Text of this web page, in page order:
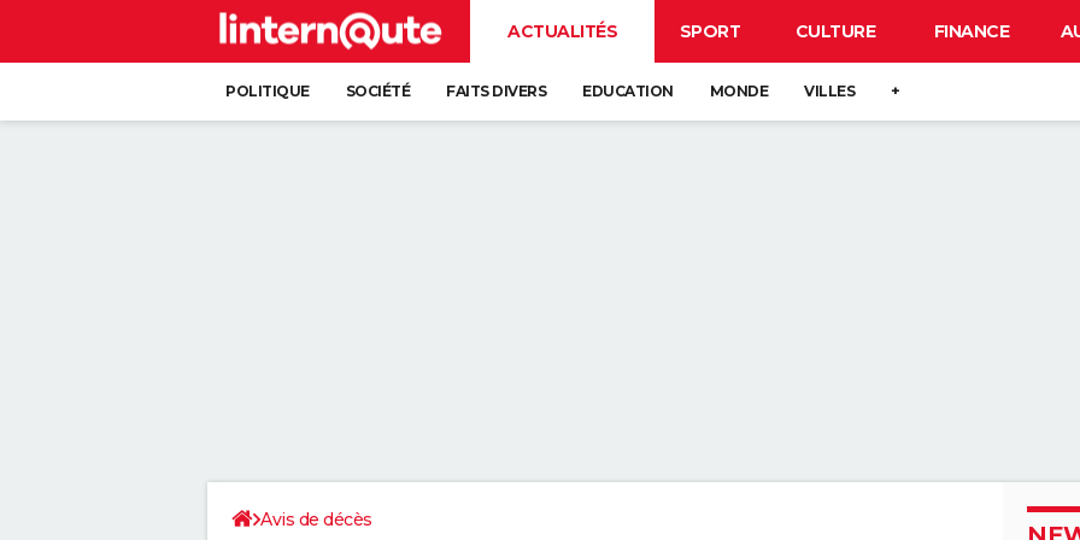
ACTUALITÉS SPORT CULTURE FINANCE
POLITIQUE SOCIÉTÉ FAITS DIVERS EDUCATION MONDE VILLES +
Avis de décès